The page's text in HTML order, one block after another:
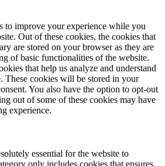
to improve your experience while you
Out of these cookies, the cookies that
are stored on your browser as they are
of basic functionalities of the website.
that help us analyze and understand
These cookies will be stored in your
You also have the option to opt-out
out of some of these cookies may have
experience.
essential for the website to